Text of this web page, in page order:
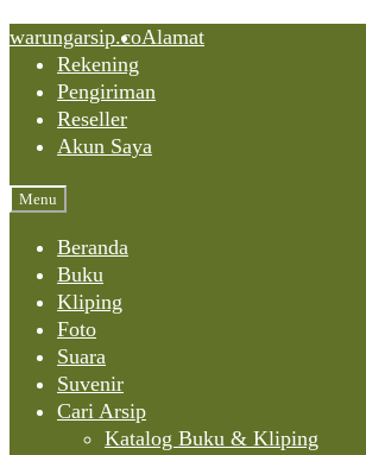
Skip
content
Skip
navigation
Skip
content
warungarsip.coAlamat
Rekening
Pengiriman
Reseller
Akun Saya
Menu
Beranda
Buku
Kliping
Foto
Suara
Suvenir
Cari Arsip
Katalog Buku & Kliping